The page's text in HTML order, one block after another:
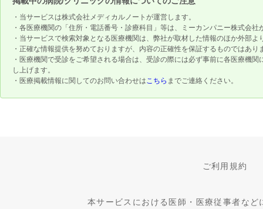
・当サービスは株式会社メディカルノートが運営します。
・各医療機関の「住所・電話番号・診療科目」等は、ミーカンパニー株式会
・当サービスで検索対象となる医療機関は、弊社が取材した情報のほか外部
・正確な情報提供を努めておりますが、内容の正確性を保証するものではあり
・医療機関で受診をご希望される場合は、受診の際には必ず事前に各医療機
し上げます。
・医療掲載情報に関してのお問い合わせはこちら までご連絡ください。
ご利用規約
本サービスにおける医師・医療従事者な